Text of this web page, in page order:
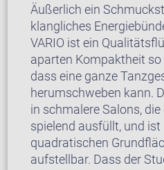
Äußerlich ein
klangliches
VARIO ist ein
aparten Kompaktheit
dass eine ganze
herumschweben kann.
in schmalere Salons,
spielend ausfüllt, und
quadratischen
aufstellbar. Dass der